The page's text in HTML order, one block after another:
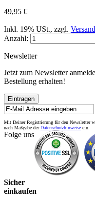
49,95 €
Inkl. 19% USt., zzgl.
Anzahl:
Newsletter
Jetzt zum Newsletter
Bestellung erhalten!
Eintragen
Mit Deiner Registrierung für den Newsletter
nach Maßgabe derDatenschutzhinweise ein.
Folge uns
Sicher
einkaufen